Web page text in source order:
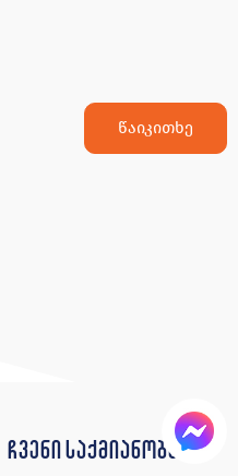
წაიკითხე
ჩვენი საქმიანობა